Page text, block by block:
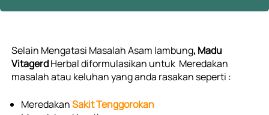
Selain Mengatasi Masalah Asam lambung, Madu
Vitagerd Herbal diformulasikan untuk  Meredakan
masalah atau keluhan yang anda rasakan seperti :
Meredakan Sakit Tenggorokan